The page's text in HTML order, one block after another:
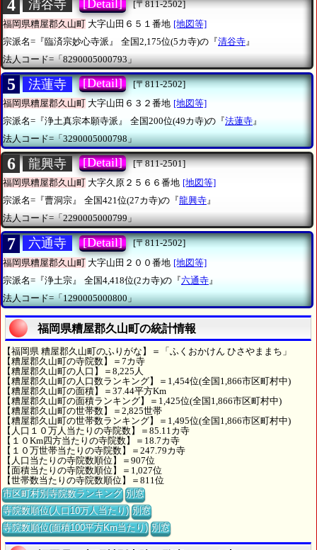
4 清谷寺 [Detail]
[〒811-2502]
福岡県糟屋郡久山町 大字山田６５１番地 [地図等]
宗派名=『臨済宗妙心寺派』
全国2,175位(5カ寺)の『清谷寺 』
法人コード=「8290005000793」
5 法蓮寺 [Detail]
[〒811-2502]
福岡県糟屋郡久山町 大字山田６３２番地 [地図等]
宗派名=『浄土真宗本願寺派』
全国200位(49カ寺)の『法蓮寺』
法人コード=「3290005000798」
6 龍興寺 [Detail]
[〒811-2501]
福岡県糟屋郡久山町 大字久原２５６６番地 [地図等]
宗派名=『曹洞宗』
全国421位(27カ寺)の『龍興寺』
法人コード=「2290005000799」
7 六通寺 [Detail]
[〒811-2502]
福岡県糟屋郡久山町 大字山田２００番地 [地図等]
宗派名=『浄土宗』
全国4,418位(2カ寺)の『六通寺 』
法人コード=「1290005000800」
福岡県糟屋郡久山町の統計情報
【福岡県 糟屋郡久山町のふりがな】＝「ふくおかけん ひさやままち」
【糟屋郡久山町の寺院数】＝7カ寺
【糟屋郡久山町の人口】＝8,225人
【糟屋郡久山町の人口数ランキング】＝1,454位(全国1,866市区町村中)
【糟屋郡久山町の面積】＝37.44平方Km
【糟屋郡久山町の面積ランキング】＝1,425位(全国1,866市区町村中)
【糟屋郡久山町の世帯数】＝2,825世帯
【糟屋郡久山町の世帯数ランキング】＝1,495位(全国1,866市区町村中)
【人口１０万人当たりの寺院数】＝85.11カ寺
【１０Km四方当たりの寺院数】＝18.7カ寺
【１０万世帯当たりの寺院数】＝247.79カ寺
【人口当たりの寺院数順位】＝907位
【面積当たりの寺院数順位】＝1,027位
【世帯数当たりの寺院数順位】＝811位
市区町村別寺院数ランキング 別窓
寺院数順位(人口10万人当たり) 別窓
寺院数順位(面積100平方Km当たり) 別窓